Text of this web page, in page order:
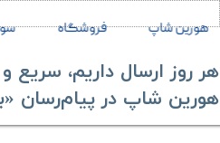
هورین شاپ فروشگاه
هر روز ارسال داریم،
​​​​​​​هورین شاپ در پیام‌رسان